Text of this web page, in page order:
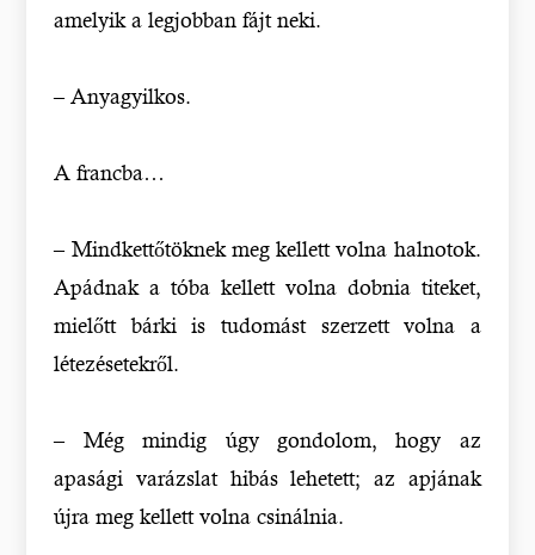
amelyik a legjobban fájt neki.
– Anyagyilkos.
A francba…
– Mindkettőtöknek meg kellett volna halnotok.
Apádnak a tóba kellett volna dobnia titeket,
mielőtt bárki is tudomást szerzett volna a
létezésetekről.
– Még mindig úgy gondolom, hogy az
apasági varázslat hibás lehetett; az apjának
újra meg kellett volna csinálnia.